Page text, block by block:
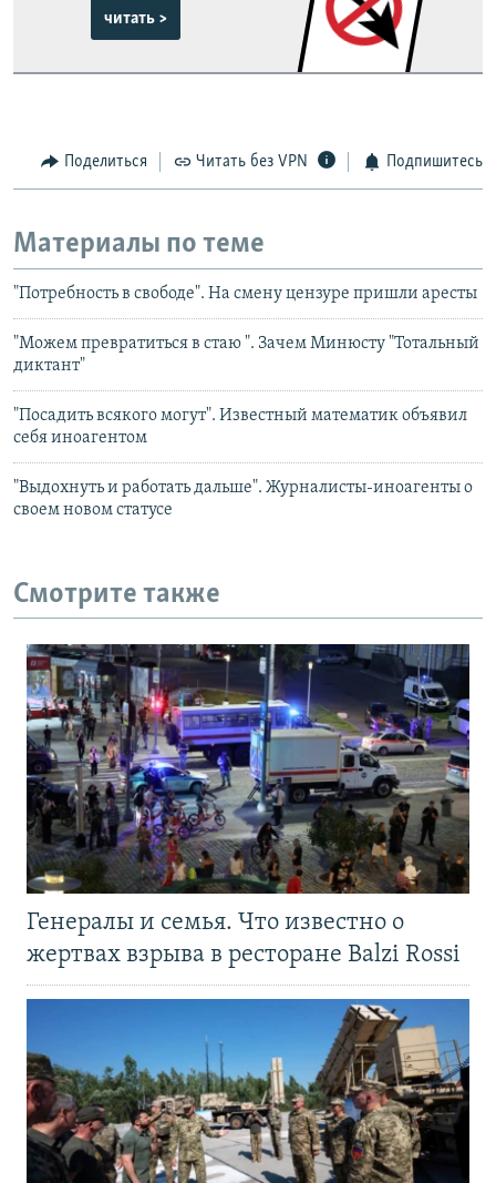
читать >
Поделиться Читать без VPN Подпишитесь
Материалы по теме
"Потребность в свободе". На смену цензуре пришли аресты
"Можем превратиться в стаю ". Зачем Минюсту "Тотальный
диктант"
"Посадить всякого могут". Известный математик объявил
себя иноагентом
"Выдохнуть и работать дальше". Журналисты-иноагенты о
своем новом статусе
Смотрите также
Генералы и семья. Что известно о
жертвах взрыва в ресторане Balzi Rossi